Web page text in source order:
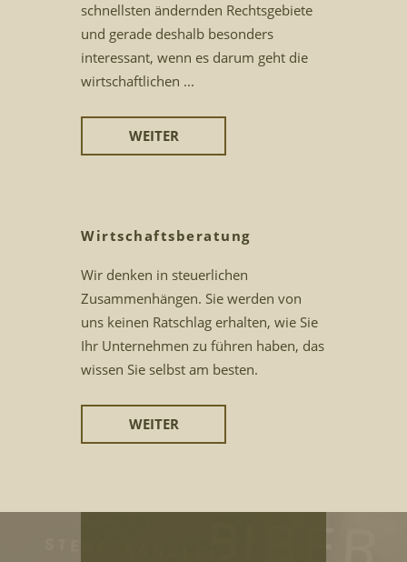
schnellsten ändernden Rechtsgebiete
und gerade deshalb besonders
interessant, wenn es darum geht die
wirtschaftlichen ...
WEITER
Wirtschaftsberatung
Wir denken in steuerlichen
Zusammenhängen. Sie werden von
uns keinen Ratschlag erhalten, wie Sie
Ihr Unternehmen zu führen haben, das
wissen Sie selbst am besten.
WEITER